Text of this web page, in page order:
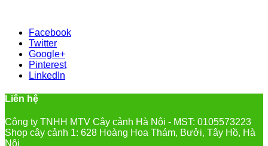
Facebook
Twitter
Google+
Pinterest
LinkedIn
Liên hệ
Công ty TNHH MTV Cây cảnh Hà Nội - MST: 0105573223
Shop cây cảnh 1: 628 Hoàng Hoa Thám, Bưởi, Tây Hồ, Hà
Nội